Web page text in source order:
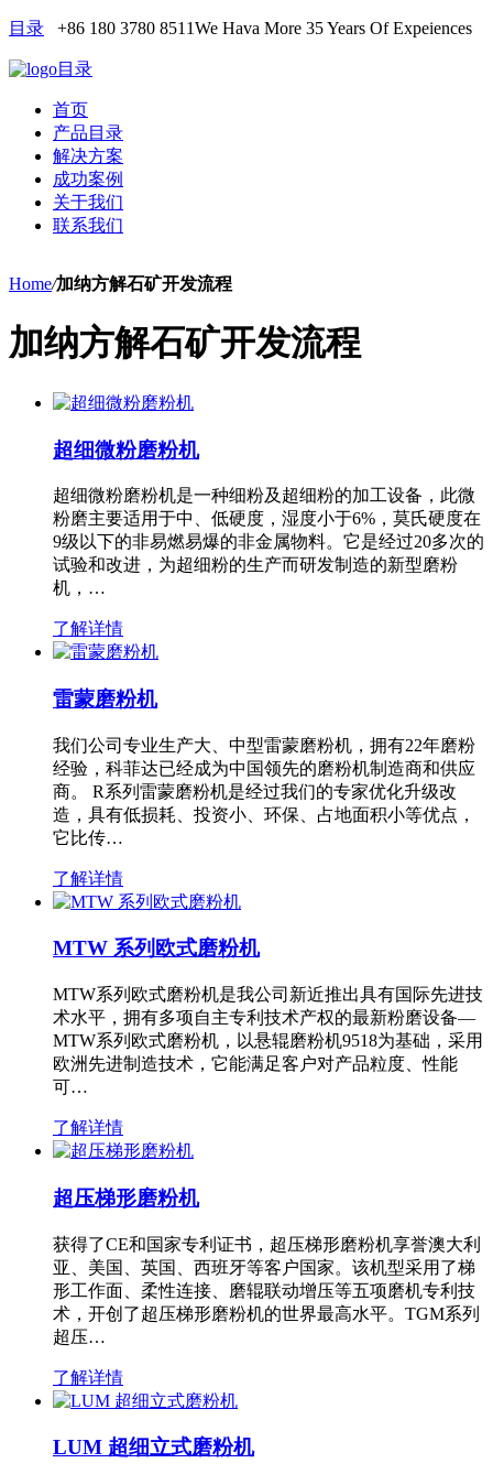
目录 +86 180 3780 8511We Hava More 35 Years Of Expeiences
目录
首页
产品目录
解决方案
成功案例
关于我们
联系我们
Home/加纳方解石矿开发流程
加纳方解石矿开发流程
超细微粉磨粉机
超细微粉磨粉机是一种细粉及超细粉的加工设备，此微
粉磨主要适用于中、低硬度，湿度小于6%，莫氏硬度在
9级以下的非易燃易爆的非金属物料。它是经过20多次的
试验和改进，为超细粉的生产而研发制造的新型磨粉
机，…
了解详情
雷蒙磨粉机
我们公司专业生产大、中型雷蒙磨粉机，拥有22年磨粉
经验，科菲达已经成为中国领先的磨粉机制造商和供应
商。 R系列雷蒙磨粉机是经过我们的专家优化升级改
造，具有低损耗、投资小、环保、占地面积小等优点，
它比传…
了解详情
MTW 系列欧式磨粉机
MTW系列欧式磨粉机是我公司新近推出具有国际先进技
术水平，拥有多项自主专利技术产权的最新粉磨设备—
MTW系列欧式磨粉机，以悬辊磨粉机9518为基础，采用
欧洲先进制造技术，它能满足客户对产品粒度、性能
可…
了解详情
超压梯形磨粉机
获得了CE和国家专利证书，超压梯形磨粉机享誉澳大利
亚、美国、英国、西班牙等客户国家。该机型采用了梯
形工作面、柔性连接、磨辊联动增压等五项磨机专利技
术，开创了超压梯形磨粉机的世界最高水平。TGM系列
超压…
了解详情
LUM 超细立式磨粉机